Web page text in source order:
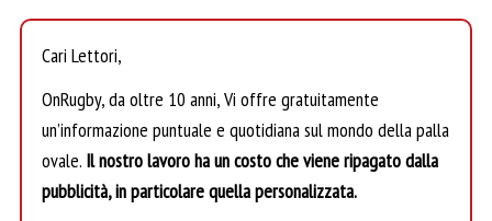
Cari Lettori,
OnRugby, da oltre 10 anni, Vi offre gratuitamente
un’informazione puntuale e quotidiana sul mondo della palla
ovale. Il nostro lavoro ha un costo che viene ripagato dalla
pubblicità, in particolare quella personalizzata.